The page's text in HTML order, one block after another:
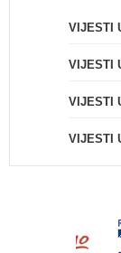
VIJESTI
VIJESTI
VIJESTI
VIJESTI